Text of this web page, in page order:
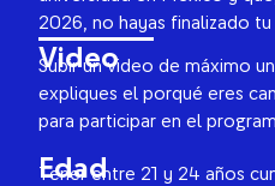
2026, no hayas finalizado tu
Video
Subir un video de máximo
expliques el porqué eres
para participar en el
Edad
Tener entre 21 y 24 años